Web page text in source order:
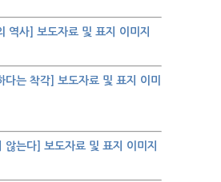
역사] 보도자료 및 표지 이미지
다는 착각] 보도자료 및 표지 이미
않는다] 보도자료 및 표지 이미지